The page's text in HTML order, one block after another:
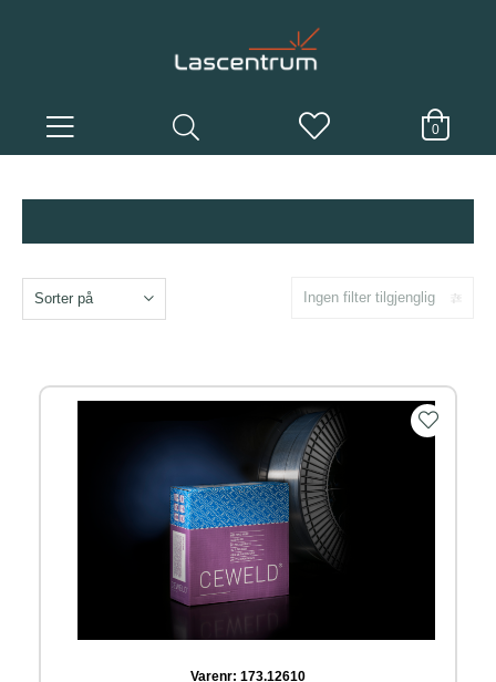
0
Ingen filter tilgjenglig
Sorter på
Varenr: 173.12610